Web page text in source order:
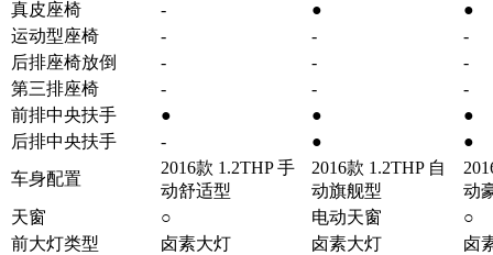
真皮座椅
- ●
●
运动型座椅
- -
-
后排座椅放倒
- -
-
第三排座椅
- -
-
前排中央扶手
● ●
●
后排中央扶手
- ●
●
车身配置
2016款 1.2THP 手
动舒适型
2016款 1.2THP 自
动旗舰型
动
天窗
○ 电动天窗
○
前大灯类型
卤素大灯 卤素大灯
卤